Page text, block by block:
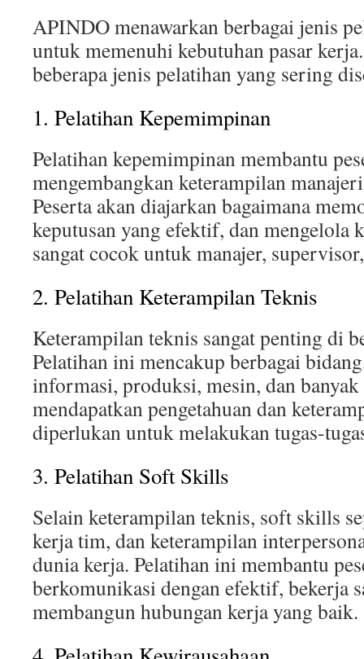
APINDO menawarkan berbagai jenis
untuk memenuhi kebutuhan pasar
beberapa jenis pelatihan yang sering
1. Pelatihan Kepemimpinan
Pelatihan kepemimpinan membantu
mengembangkan keterampilan
Peserta akan diajarkan bagaimana
keputusan yang efektif, dan mengelola
sangat cocok untuk manajer,
2. Pelatihan Keterampilan Teknis
Keterampilan teknis sangat penting di
Pelatihan ini mencakup berbagai
informasi, produksi, mesin, dan banyak
mendapatkan pengetahuan dan
diperlukan untuk melakukan tugas-
3. Pelatihan Soft Skills
Selain keterampilan teknis, soft skills
kerja tim, dan keterampilan
dunia kerja. Pelatihan ini membantu
berkomunikasi dengan efektif, bekerja
membangun hubungan kerja yang baik.